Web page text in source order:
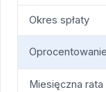
Okres spłaty
Oprocentowanie
Miesięczna rata